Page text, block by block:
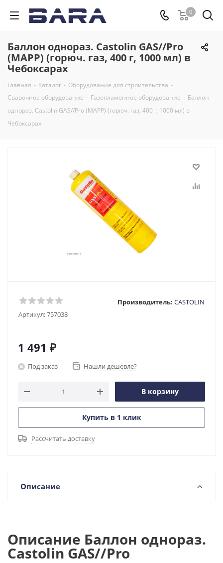
0
Баллон однораз. Castolin GAS//Pro
(MAPP) (горюч. газ, 400 г, 1000 мл) в
Чебоксарах
Главная - Каталог - Оборудование для строительства -
Сварочное оборудование - Газопламенное оборудование - Баллон
однораз. Castolin GAS//Pro (MAPP) (горюч. газ, 400 г, 1000 мл) в
Чебоксарах
Артикул:757038
Производитель: CASTOLIN
1 491 ₽
Под заказ Нашли дешевле?
В корзину
Купить в 1 клик
Рассчитать доставку
Описание
Описание Баллон однораз.
Castolin GAS//Pro